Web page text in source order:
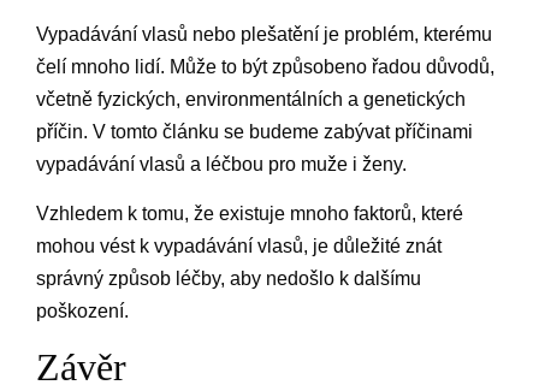
Vypadávání vlasů nebo plešatění je problém, kterému
čelí mnoho lidí. Může to být způsobeno řadou důvodů,
včetně fyzických, environmentálních a genetických
příčin. V tomto článku se budeme zabývat příčinami
vypadávání vlasů a léčbou pro muže i ženy.
Vzhledem k tomu, že existuje mnoho faktorů, které
mohou vést k vypadávání vlasů, je důležité znát
správný způsob léčby, aby nedošlo k dalšímu
poškození.
Závěr